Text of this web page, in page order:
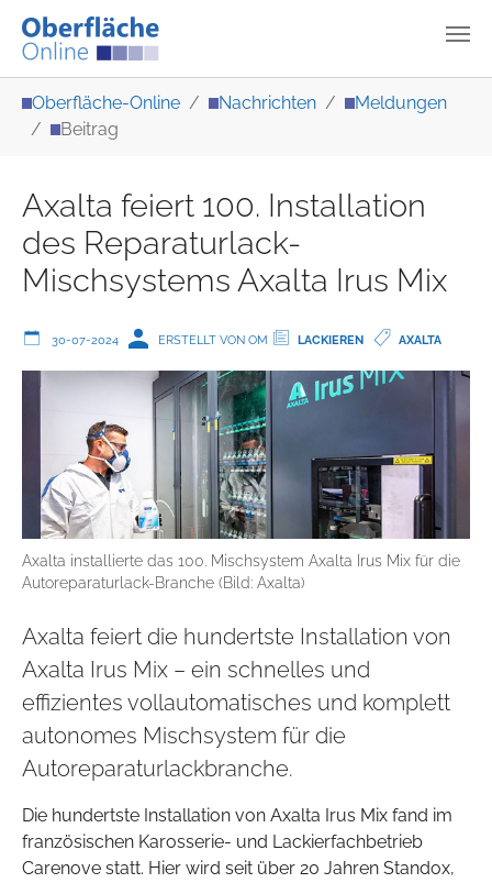
Oberfläche-Online Nachrichten
Meldungen
Beitrag
Axalta feiert 100. Installation
des Reparaturlack-
Mischsystems Axalta Irus Mix
30-07-2024 ERSTELLT VON OM LACKIEREN AXALTA
Axalta installierte das 100. Mischsystem Axalta Irus Mix für die
Autoreparaturlack-Branche (Bild: Axalta)
Axalta feiert die hundertste Installation von
Axalta Irus Mix – ein schnelles und
effizientes vollautomatisches und komplett
autonomes Mischsystem für die
Autoreparaturlackbranche.
Die hundertste Installation von Axalta Irus Mix fand im
französischen Karosserie- und Lackierfachbetrieb
Carenove statt. Hier wird seit über 20 Jahren Standox,